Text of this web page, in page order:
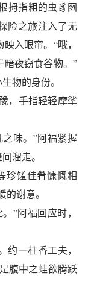
拇指粗的虫豸囫
险之旅注入了无
入眼帘。“哦，
暗夜窃食谷物。”
物的身份。
，手指轻轻摩挲
味。”阿福紧握
溜走。
珍馐佳肴慷慨相
谢意。
”阿福回应时，
一柱香工夫，
腹中之蛙欲腾跃